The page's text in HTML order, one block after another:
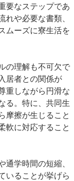
要なステップであ
や必要な書類、
ムーズに寮生活を
の理解も不可欠で
居者との関係が
重しながら円滑な
る。特に、共同生
摩擦が生じること
軟に対応すること
学時間の短縮、
いることが挙げら